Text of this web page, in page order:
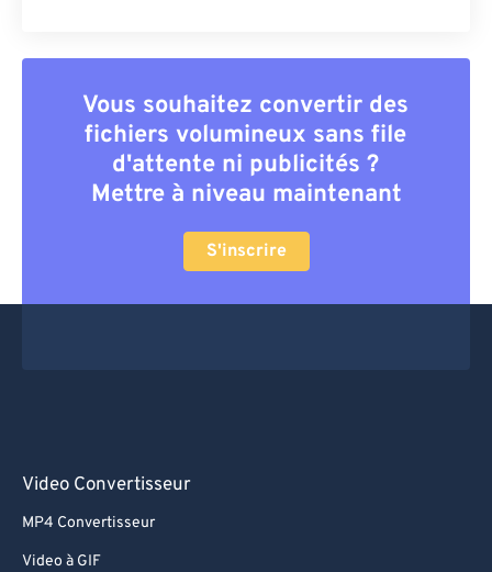
Vous souhaitez convertir des
fichiers volumineux sans file
d'attente ni publicités ?
Mettre à niveau maintenant
S'inscrire
Video Convertisseur
MP4 Convertisseur
Video à GIF